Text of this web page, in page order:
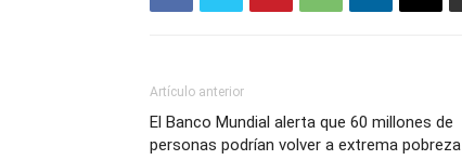
Artículo anterior
El Banco Mundial alerta que 60 millones de
personas podrían volver a extrema pobreza